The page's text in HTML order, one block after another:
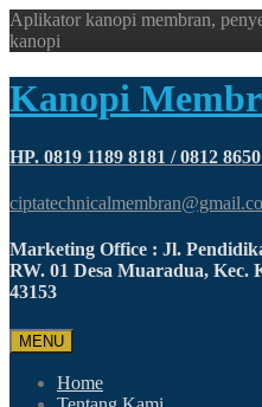
Aplikator kanopi membran,
kanopi
Kanopi
HP. 0819 1189 8181 / 0812
Marketing Office : Jl.
RW. 01 Desa Muaradua,
43153
MENU
Home